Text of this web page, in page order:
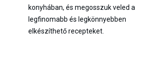
konyhában, és megosszuk veled a
legfinomabb és legkönnyebben
elkészíthető recepteket.